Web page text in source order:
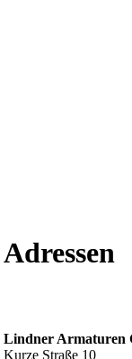
Adressen
Lindner Armaturen
Kurze Straße 10